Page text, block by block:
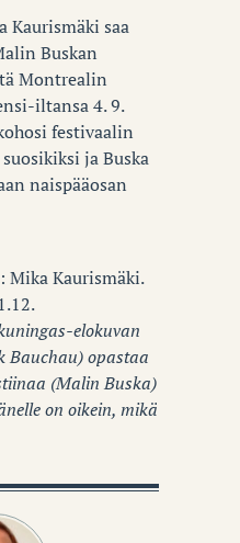
Kaurismäki saa
Buskan
Montrealin
iltansa 4. 9.
festivaalin
ja Buska
naispääosan
Mika Kaurismäki.
elokuvan
Bauchau) opastaa
(Malin Buska)
on oikein, mikä